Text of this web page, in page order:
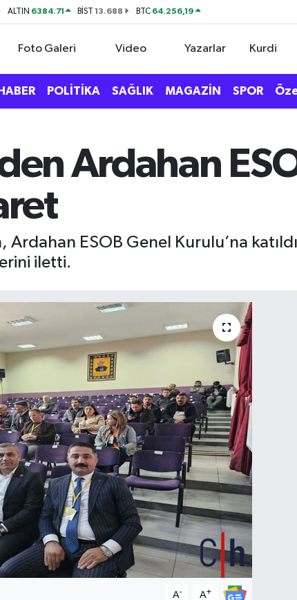
ALTIN 6384.71 BİST13.688 BTC 64.256,19
Foto Galeri Video Yazarlar Kurdi
POLİTİKA SAĞLIK MAGAZİN SPOR
Ardahan
Ardahan ESOB Genel Kurulu’na
iletti.
A- A+